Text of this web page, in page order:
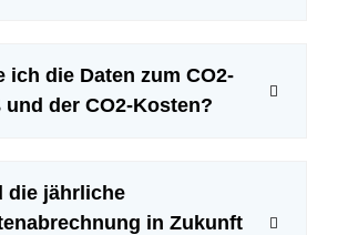
ich die Daten zum CO2-
der CO2-Kosten?
die jährliche
in Zukunft